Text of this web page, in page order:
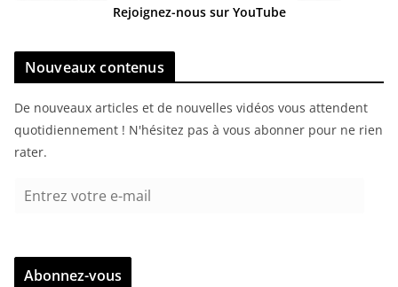
Rejoignez-nous sur YouTube
Nouveaux contenus
De nouveaux articles et de nouvelles vidéos vous attendent
quotidiennement ! N'hésitez pas à vous abonner pour ne rien
rater.
r
Abonnez-vous